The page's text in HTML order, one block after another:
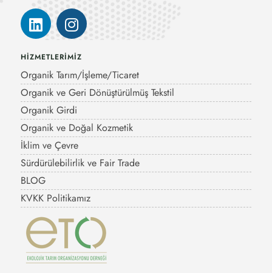
HİZMETLERİMİZ
Organik Tarım/İşleme/Ticaret
Organik ve Geri Dönüştürülmüş Tekstil
Organik Girdi
Organik ve Doğal Kozmetik
İklim ve Çevre
Sürdürülebilirlik ve Fair Trade
BLOG
KVKK Politikamız